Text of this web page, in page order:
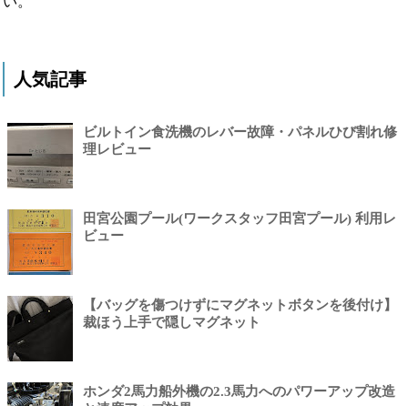
人気記事
ビルトイン食洗機のレバー故障・パネルひび割れ修
理レビュー
田宮公園プール(ワークスタッフ田宮プール) 利用レ
ビュー
【バッグを傷つけずにマグネットボタンを後付け】
裁ほう上手で隠しマグネット
ホンダ2馬力船外機の2.3馬力へのパワーアップ改造